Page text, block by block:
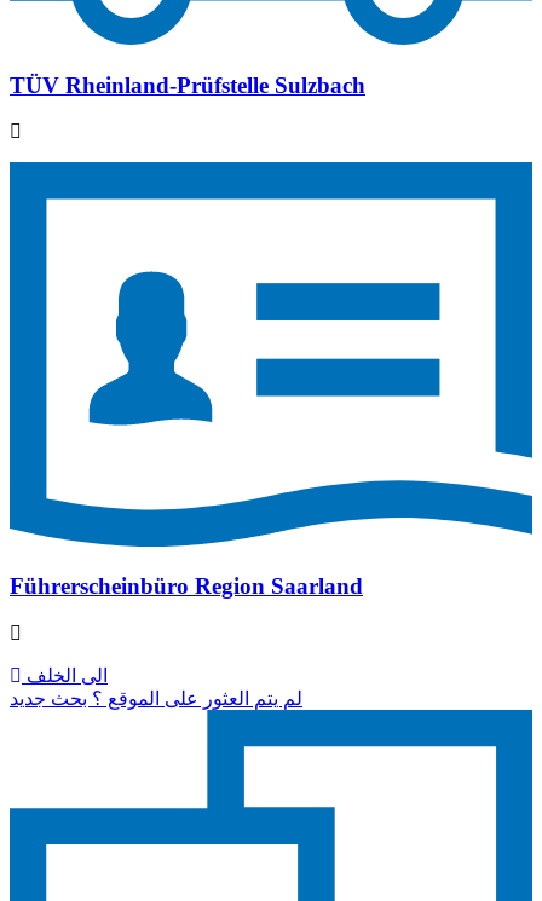
TÜV Rheinland-Prüfstelle Sulzbach
Führerscheinbüro Region Saarland
الى الخلف
لم يتم العثور على الموقع ؟ بحث جديد